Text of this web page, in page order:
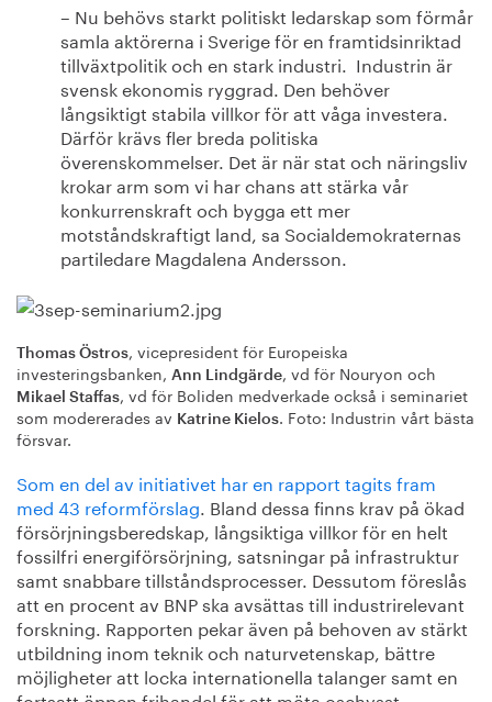
– Nu behövs starkt politiskt ledarskap som förmår
samla aktörerna i Sverige för en framtidsinriktad
tillväxtpolitik och en stark industri. Industrin är
svensk ekonomis ryggrad. Den behöver
långsiktigt stabila villkor för att våga investera.
Därför krävs fler breda politiska
överenskommelser. Det är när stat och näringsliv
krokar arm som vi har chans att stärka vår
konkurrenskraft och bygga ett mer
motståndskraftigt land, sa Socialdemokraternas
partiledare Magdalena Andersson.
Thomas Östros, vicepresident för Europeiska
investeringsbanken, Ann Lindgärde, vd för Nouryon och
Mikael Staffas, vd för Boliden medverkade också i seminariet
som modererades av Katrine Kielos. Foto: Industrin vårt bästa
försvar.
Som en del av initiativet har en rapport tagits fram
med 43 reformförslag . Bland dessa finns krav på ökad
försörjningsberedskap, långsiktiga villkor för en helt
fossilfri energiförsörjning, satsningar på infrastruktur
samt snabbare tillståndsprocesser. Dessutom föreslås
att en procent av BNP ska avsättas till industrirelevant
forskning. Rapporten pekar även på behoven av stärkt
utbildning inom teknik och naturvetenskap, bättre
möjligheter att locka internationella talanger samt en